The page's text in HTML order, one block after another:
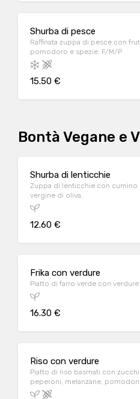
Shurba di pesce
Raffinata zuppa di pesce con
pomodoro e spezie. F/M/P
15.50 €
Bontà Vegane e
Shurba di lenticchie
Zuppa di lenticchie con cumino
vergine di oliva.
12.60 €
Frika con verdure
Piatto di farro verde con
16.30 €
Riso con verdure
Piatto di riso basmati con
peperoni, melanzane,